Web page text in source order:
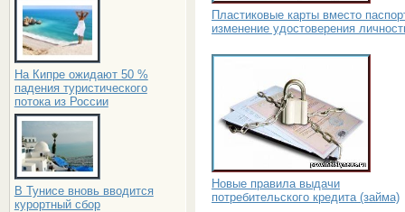
На Кипре ожидают 50 %
падения туристического
потока из России
В Тунисе вновь вводится
курортный сбор
Пластиковые карты вместо
изменение удостоверения
Новые правила выдачи
потребительского кредита (займа)